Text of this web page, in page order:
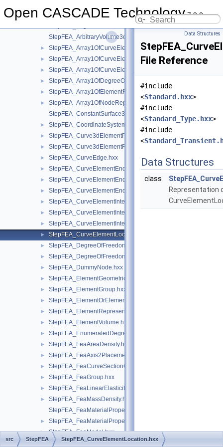
Open CASCADE Technology7.9.0
► StepFEA_AlignedCurve3dElementCoordinateSystem.hxx
StepFEA_AlignedSurface3dElementCoordinateSystem.hxx
StepFEA_ArbitraryVolume3dElementCoordinateSystem.hxx
► StepFEA_Array1OfCurveElementEndOffset.hxx
► StepFEA_Array1OfCurveElementEndRelease.hxx
► StepFEA_Array1OfCurveElementInterval.hxx
► StepFEA_Array1OfDegreeOfFreedom.hxx
► StepFEA_Array1OfElementRepresentation.hxx
►
StepFEA_Array1OfNodeRepresentation.hxx
StepFEA_ConstantSurface3dElementCoordinateSystem.hxx
► StepFEA_CoordinateSystemType.hxx
► StepFEA_Curve3dElementProperty.hxx
► StepFEA_Curve3dElementRepresentation.hxx
► StepFEA_CurveEdge.hxx
► StepFEA_CurveElementEndCoordinateSystem.hxx
► StepFEA_CurveElementEndOffset.hxx
► StepFEA_CurveElementEndRelease.hxx
► StepFEA_CurveElementInterval.hxx
► StepFEA_CurveElementIntervalConstant.hxx
► StepFEA_CurveElementIntervalLinearlyVarying.hxx
► StepFEA_CurveElementLocation.hxx
► StepFEA_DegreeOfFreedom.hxx
► StepFEA_DegreeOfFreedomMember.hxx
► StepFEA_DummyNode.hxx
► StepFEA_ElementGeometricRelationship.hxx
► StepFEA_ElementGroup.hxx
► StepFEA_ElementOrElementGroup.hxx
► StepFEA_ElementRepresentation.hxx
► StepFEA_ElementVolume.hxx
► StepFEA_EnumeratedDegreeOfFreedom.hxx
► StepFEA_FeaAreaDensity.hxx
► StepFEA_FeaAxis2Placement3d.hxx
► StepFEA_FeaCurveSectionGeometricRelationship.hxx
► StepFEA_FeaGroup.hxx
► StepFEA_FeaLinearElasticity.hxx
►
StepFEA_FeaMassDensity.hxx
StepFEA_FeaMaterialPropertyRepresentation.hxx
► StepFEA_FeaMaterialPropertyRepresentationItem.hxx
► StepFEA_FeaModel.hxx
► StepFEA_FeaModel3d.hxx
Data Structures
File Reference
#include
<Standard.hxx>
#include
<Standard_Type.hxx>
#include
<
Data Structures
class
Representation
src StepFEA StepFEA_CurveElementLocation.hxx